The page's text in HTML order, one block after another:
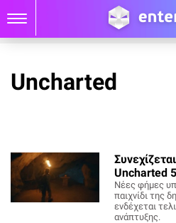
Uncharted
Uncharted 5
Νέες φήμες
παιχνίδι της
ενδέχεται
ανάπτυξης.